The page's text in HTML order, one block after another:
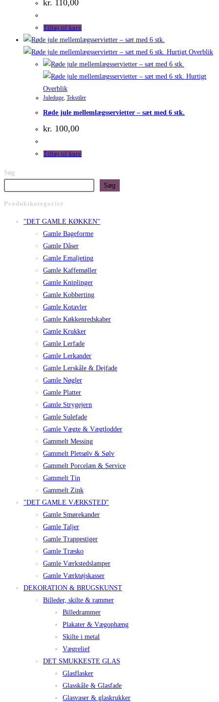
kr. 110,00
Tilføj til kurv
Hurtigt Overblik
Hurtigt
Overblik
Juleduge, Tekstiler
Røde jule mellemlægsservietter – sæt med 6 stk.
kr. 100,00
Tilføj til kurv
Søg
Søg
Produktkategorier
"DET GAMLE KØKKEN"
Gamle Bageforme
Gamle Dåser
Gamle Emaljeting
Gamle Kaffemøller
Gamle Kniplinger
Gamle Kobberting
Gamle Kotavler
Gamle Køkkenredskaber
Gamle Krukker
Gamle Lerfade
Gamle Lerkander
Gamle Lerskåle & Dejfade
Gamle Nøgler
Gamle Platter
Gamle Strygejern
Gamle Sulefade
Gamle Vægte & Vægtlodder
Gammelt Messing
Gammelt Pletsølv & Sølv
Gammelt Porcelæn & Service
Gammelt Tin
Gammelt Zink
"DET GAMLE VÆRKSTED"
Gamle Smørekander
Gamle Taljer
Gamle Trappestiger
Gamle Træsko
Gamle Værkstedslamper
Gamle Værktøjskasser
DEKORATION & BRUGSKUNST
Billeder, skilte & rammer
Billedrammer
Plakater & Vægophæng
Skilte i metal
Vægrelief
DET SMUKKESTE GLAS
Glasflasker
Glasskåle & Glasfade
Glasvaser & glaskrukker